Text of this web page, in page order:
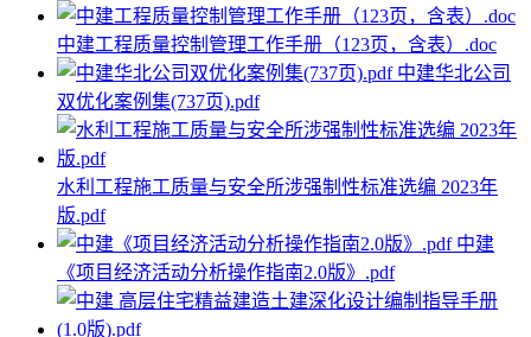
中建工程质量控制管理工作手册（123页，含表）.doc
中建华北公司
双优化案例集(737页).pdf
水利工程施工质量与安全所涉强制性标准选编 2023年
版.pdf
中建
《项目经济活动分析操作指南2.0版》.pdf